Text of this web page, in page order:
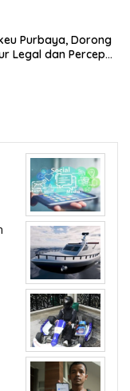
Purbaya, Dorong
Legal dan Percepat